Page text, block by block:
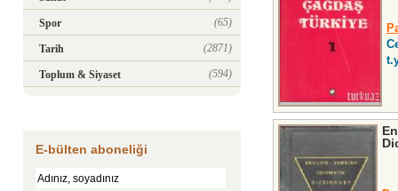
Spor (65)
Tarih (2871)
Toplum & Siyaset (594)
E-bülten aboneliği